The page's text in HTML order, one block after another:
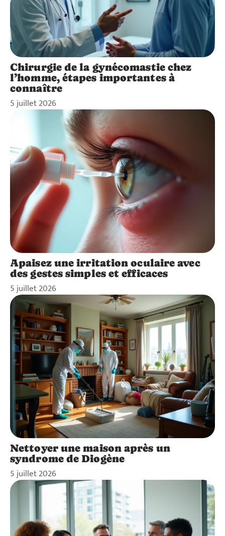
Chirurgie de la gynécomastie chez
l’homme, étapes importantes à
connaître
5 juillet 2026
Apaisez une irritation oculaire avec
des gestes simples et efficaces
5 juillet 2026
Nettoyer une maison après un
syndrome de Diogène
5 juillet 2026